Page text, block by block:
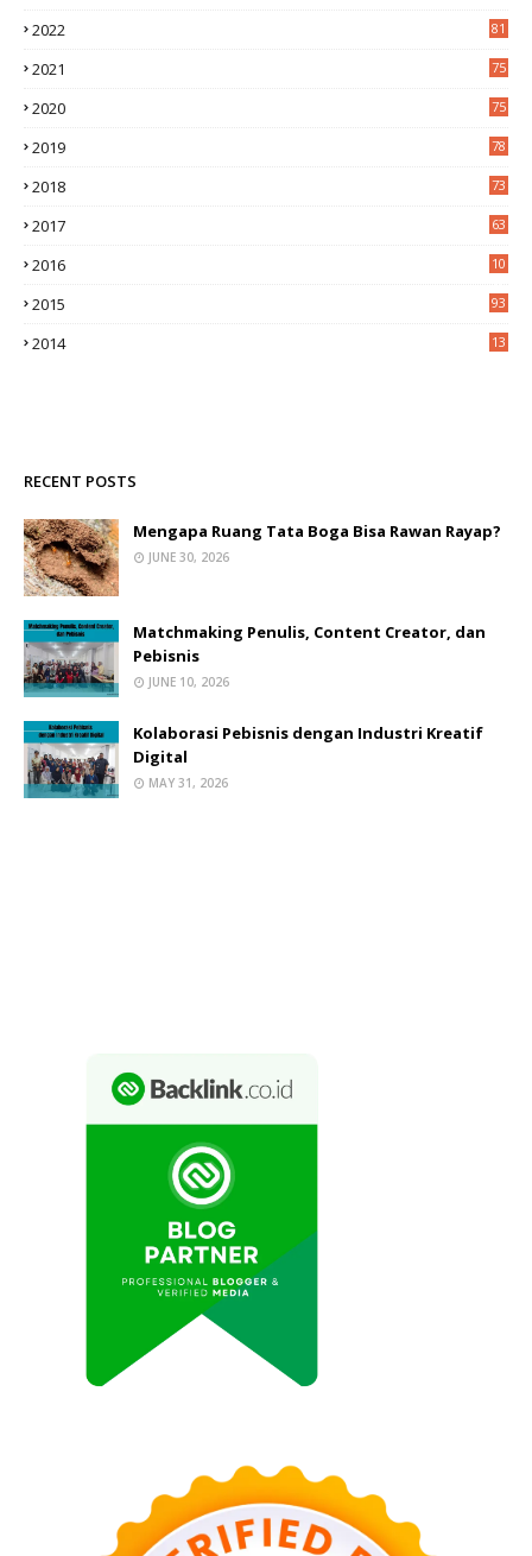
2022 81
2021 75
2020 75
2019 78
2018 73
2017 63
2016
10
2015 93
2014
13
RECENT POSTS
Mengapa Ruang Tata Boga Bisa Rawan Rayap?
JUNE 30, 2026
Matchmaking Penulis, Content Creator, dan
Pebisnis
JUNE 10, 2026
Kolaborasi Pebisnis dengan Industri Kreatif
Digital
MAY 31, 2026